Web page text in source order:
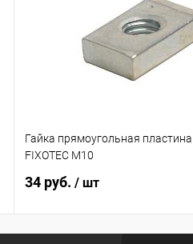
Гайка прямоугольная
FIXOTEC M10
34 руб. / шт